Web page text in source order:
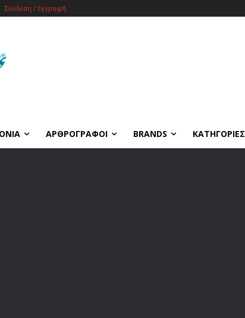
Σύνδεση / Εγγραφή
ΑΡΘΡΟΓΡΑΦΟΙ BRANDS ΚΑΤΗΓΟΡΙΕΣ